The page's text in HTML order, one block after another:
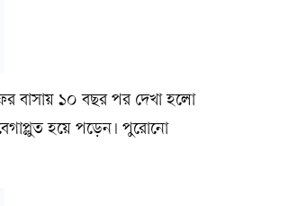
বাসায় ১০ বছর পর দেখা হলো
হয়ে পড়েন। পুরোনো